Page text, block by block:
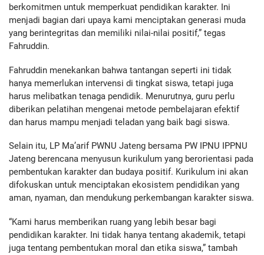
berkomitmen untuk memperkuat pendidikan karakter. Ini
menjadi bagian dari upaya kami menciptakan generasi muda
yang berintegritas dan memiliki nilai-nilai positif,” tegas
Fahruddin.
Fahruddin menekankan bahwa tantangan seperti ini tidak
hanya memerlukan intervensi di tingkat siswa, tetapi juga
harus melibatkan tenaga pendidik. Menurutnya, guru perlu
diberikan pelatihan mengenai metode pembelajaran efektif
dan harus mampu menjadi teladan yang baik bagi siswa.
Selain itu, LP Ma’arif PWNU Jateng bersama PW IPNU IPPNU
Jateng berencana menyusun kurikulum yang berorientasi pada
pembentukan karakter dan budaya positif. Kurikulum ini akan
difokuskan untuk menciptakan ekosistem pendidikan yang
aman, nyaman, dan mendukung perkembangan karakter siswa.
“Kami harus memberikan ruang yang lebih besar bagi
pendidikan karakter. Ini tidak hanya tentang akademik, tetapi
juga tentang pembentukan moral dan etika siswa,” tambah